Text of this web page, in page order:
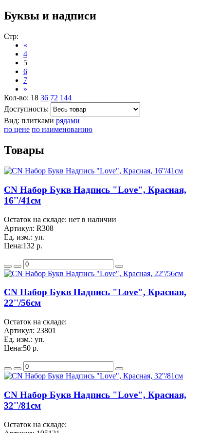
Буквы и надписи
Стр:
«
4
5
6
7
»
Кол-во: 18 36 72 144
Доступность:
Вид: плитками рядами
по цене по наименованию
Товары
CN Набор Букв Надпись "Love", Красная,
16''/41см
Остаток на складе: нет в наличии
Артикул: R308
Ед. изм.: уп.
Цена:132 р.
CN Набор Букв Надпись "Love", Красная,
22''/56см
Остаток на складе:
Артикул: 23801
Ед. изм.: уп.
Цена:50 р.
CN Набор Букв Надпись "Love", Красная,
32''/81см
Остаток на складе: